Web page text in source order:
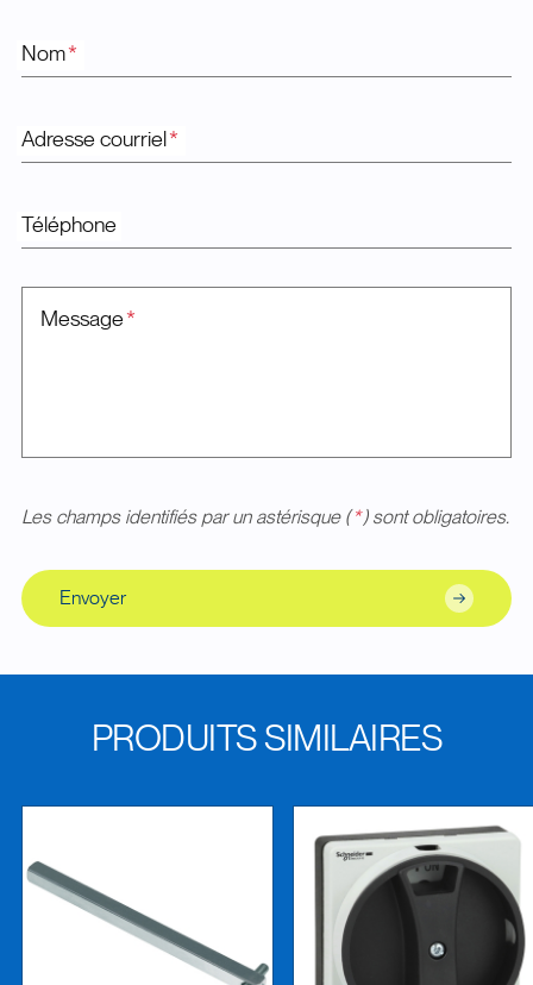
Nom*
Adresse courriel *
Téléphone
Message*
Les champs identifiés par un astérisque (*) sont obligatoires.
Envoyer
PRODUITS SIMILAIRES